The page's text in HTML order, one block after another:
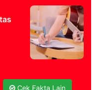
Cek Fakta Lain